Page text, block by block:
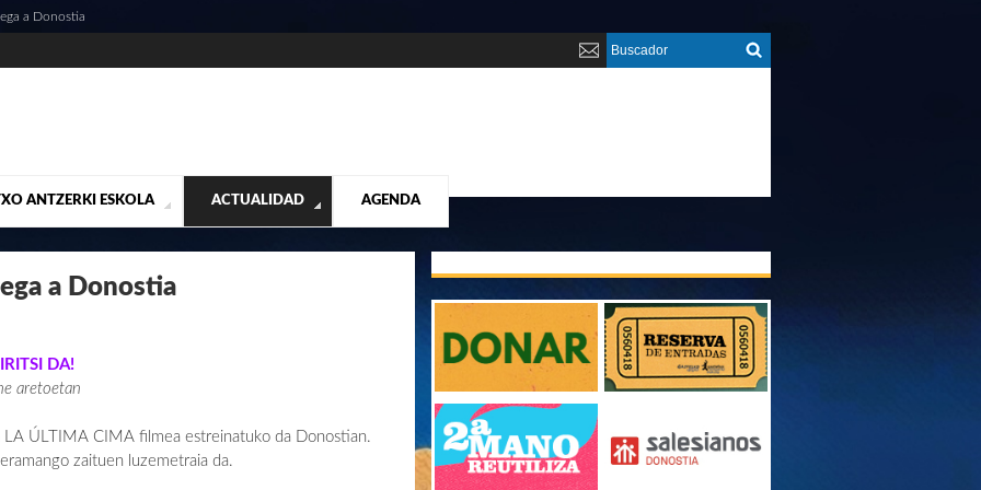
CONTACTO ¡VUELA ALTO RUBÉN!
ANTZERKI ESKOLA
MUSICALES MATERIAL SEGUNDA MANO VENTA
ACTUALIDAD
DESTACADOS VIDEOS
AGENDA
a Donostia
a Donostia
DA!
aretoetan
ÚLTIMA CIMA filmea estreinatuko da Donostian.
zaituen luzemetraia da.